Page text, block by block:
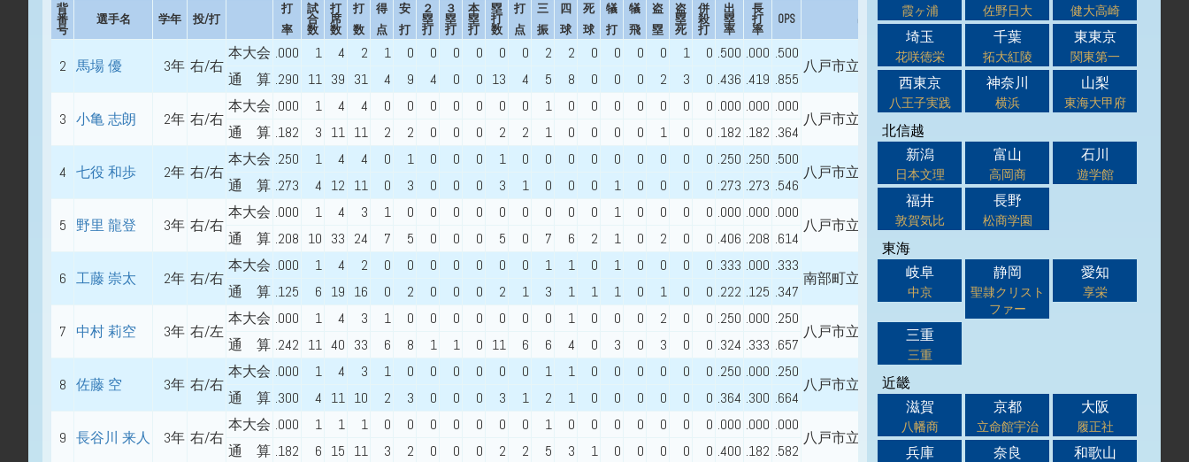
背
番
号
選手名 学年 投/打
打
率
試
合
数
打
席
数
打
数
得
点
安
打
２
塁
打
３
塁
打
本
塁
打
塁
打
数
打
点
三
振
四
球
死
球
犠
打
犠
飛
盗
塁
盗
塁
死
併
殺
打
出
塁
率
長
打
率
OPS 出身校
2 馬場 優 3年 右/右
本大会 .000 1 4 2 1 0 0 0 0 0 0 2 2 0 0 0 0 1 0 .500 .000 .500
八戸市立第一中学校
通 算 .290 11 39 31 4 9 4 0 0 13 4 5 8 0 0 0 2 3 0 .436 .419 .855
3 小亀 志朗 2年 右/右
本大会 .000 1 4 4 0 0 0 0 0 0 0 1 0 0 0 0 0 0 0 .000 .000 .000
八戸市立北稜中学校
通 算 .182 3 11 11 2 2 0 0 0 2 2 1 0 0 0 0 1 0 0 .182 .182 .364
4 七役 和歩 2年 右/右
本大会 .250 1 4 4 0 1 0 0 0 1 0 0 0 0 0 0 0 0 0 .250 .250 .500
八戸市立第三中学校
通 算 .273 4 12 11 0 3 0 0 0 3 1 0 0 0 1 0 0 0 0 .273 .273 .546
5 野里 龍登 3年 右/右
本大会 .000 1 4 3 1 0 0 0 0 0 0 0 0 0 1 0 0 0 0 .000 .000 .000
八戸市立第一中学校
通 算 .208 10 33 24 7 5 0 0 0 5 0 7 6 2 1 0 2 0 0 .406 .208 .614
6 工藤 崇太 2年 右/右
本大会 .000 1 4 2 0 0 0 0 0 0 0 1 1 0 1 0 0 0 0 .333 .000 .333
南部町立名川中学校
通 算 .125 6 19 16 0 2 0 0 0 2 1 3 1 1 1 0 1 0 0 .222 .125 .347
7 中村 莉空 3年 右/左
本大会 .000 1 4 3 1 0 0 0 0 0 0 0 1 0 0 0 2 0 0 .250 .000 .250
八戸市立大館中学校
通 算 .242 11 40 33 6 8 1 1 0 11 6 6 4 0 3 0 3 0 0 .324 .333 .657
8 佐藤 空 3年 右/右
本大会 .000 1 4 3 1 0 0 0 0 0 0 1 1 0 0 0 0 0 0 .250 .000 .250
八戸市立三条中学校
通 算 .300 4 11 10 2 3 0 0 0 3 1 2 1 0 0 0 0 0 0 .364 .300 .664
9 長谷川 来人 3年 右/右
本大会 .000 1 1 1 0 0 0 0 0 0 0 1 0 0 0 0 0 0 0 .000 .000 .000
八戸市立小中野中学校
通 算 .182 6 15 11 3 2 0 0 0 2 2 5 3 1 0 0 0 0 0 .400 .182 .582
霞ヶ浦 佐野日大 健大高崎
埼玉
花咲徳栄
千葉
拓大紅陵
東東京
関東第一
西東京
八王子実践
神奈川
横浜
山梨
東海大甲府
北信越
新潟
日本文理
富山
高岡商
石川
遊学館
福井
敦賀気比
長野
松商学園
東海
岐阜
中京
静岡
聖隷クリスト
ファー
愛知
享栄
三重
三重
近畿
滋賀
八幡商
京都
立命館宇治
大阪
履正社
兵庫 奈良 和歌山